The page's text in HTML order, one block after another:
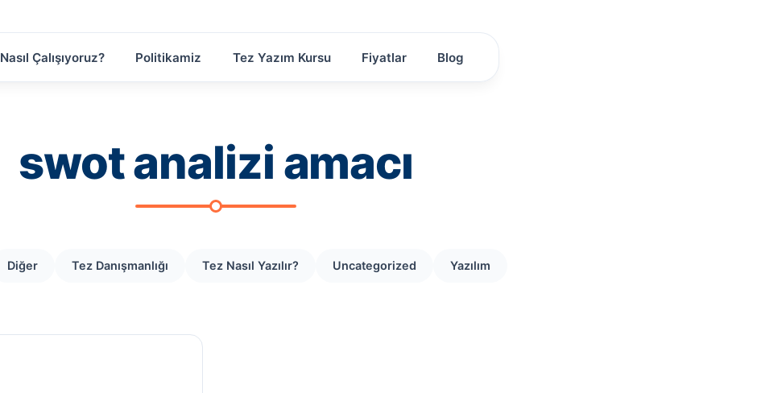
Nasıl Çalışıyoruz? Politikamiz Tez Yazım Kursu Fiyatlar Blog
swot analizi amacı
Diğer Tez Danışmanlığı Tez Nasıl Yazılır? Uncategorized Yazılım